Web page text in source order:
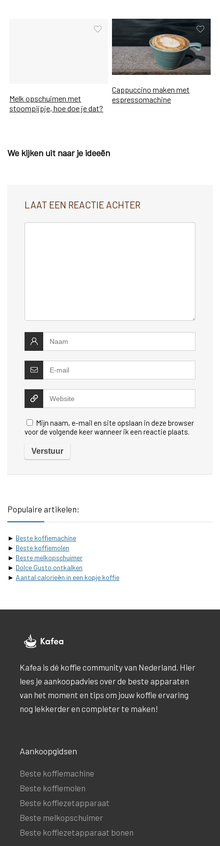
Melk opschuimen met
stoompijpje, hoe doe je dat?
Cappuccino maken met
espressomachine
We kijken uit naar je ideeën
LAAT EEN REACTIE ACHTER
Mijn naam, e-mail en site opslaan in deze browser
voor de volgende keer wanneer ik een reactie plaats.
Populaire artikelen:
► Beste koffiemachine
► Beste koffiemolen
► Beste melkopschuimer
► Dolce Gusto ontkalken
► Aantal calorieën in een kopje koffie
Kafea is dé koffie community van Nederland. Hier
lees je aankoopadvies over de beste apparaten
van het moment en tips om jouw koffie ervaring
nog lekkerder en completer te maken!
Aankoopgidsen
Beste koffiemachine
Beste koffiemolen
Beste koffiezetapparaat
Beste melkopschuimer
Beste koffiezetapparaat bonen